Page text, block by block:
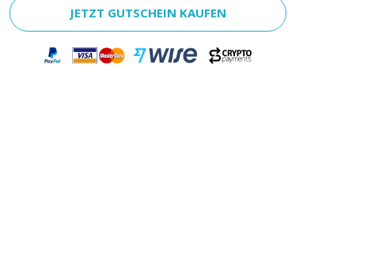
JETZT GUTSCHEIN KAUFEN